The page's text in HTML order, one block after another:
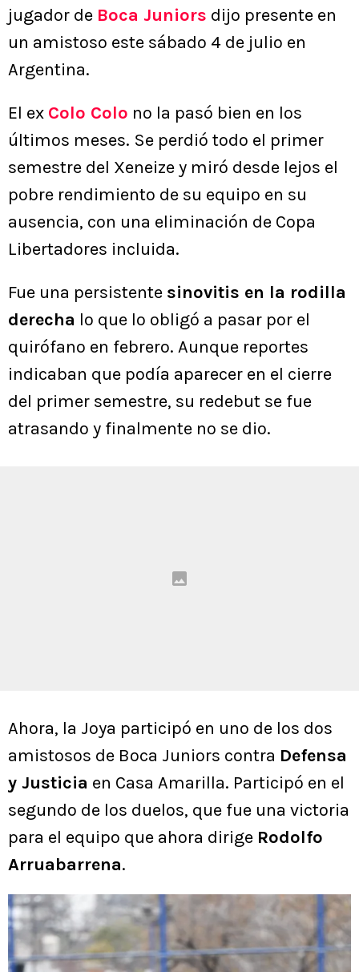
jugador de Boca Juniors dijo presente en
un amistoso este sábado 4 de julio en
Argentina.
El ex Colo Colo no la pasó bien en los
últimos meses. Se perdió todo el primer
semestre del Xeneize y miró desde lejos el
pobre rendimiento de su equipo en su
ausencia, con una eliminación de Copa
Libertadores incluida.
Fue una persistente sinovitis en la rodilla
derecha lo que lo obligó a pasar por el
quirófano en febrero. Aunque reportes
indicaban que podía aparecer en el cierre
del primer semestre, su redebut se fue
atrasando y finalmente no se dio.
Ahora, la Joya participó en uno de los dos
amistosos de Boca Juniors contra Defensa
y Justicia en Casa Amarilla. Participó en el
segundo de los duelos, que fue una victoria
para el equipo que ahora dirige Rodolfo
Arruabarrena.